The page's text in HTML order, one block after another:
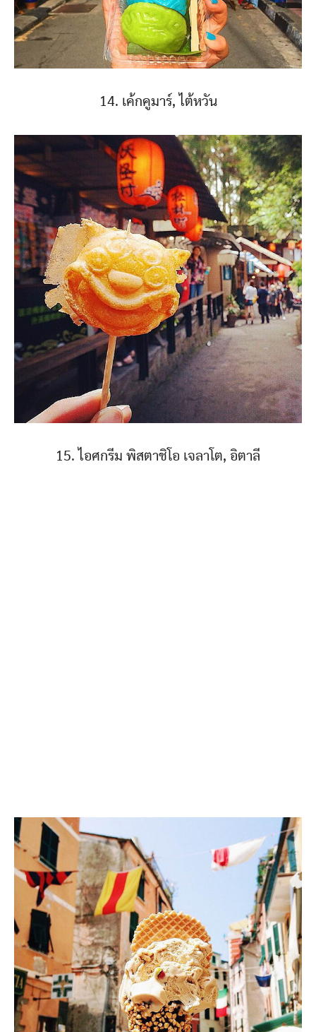
14. เค้กคูมาร์, ไต้หวัน
15. ไอศกรีม พิสตาชิโอ เจลาโต, อิตาลี